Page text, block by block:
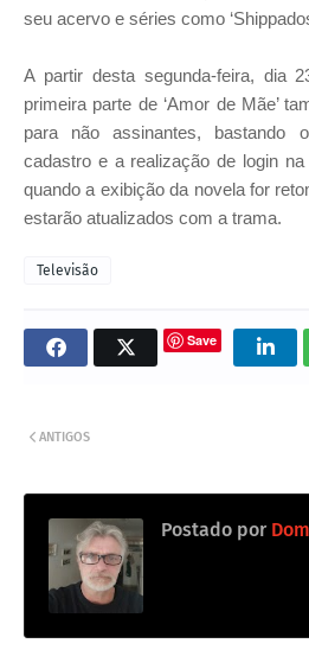
seu acervo e séries como
A partir desta segunda-feira, dia
primeira parte de ‘Amor de Mãe’
para não assinantes, bastando
cadastro e a realização de login
quando a exibição da novela for
estarão atualizados com a trama.
Televisão
Save
ANTIGOS
Postado por